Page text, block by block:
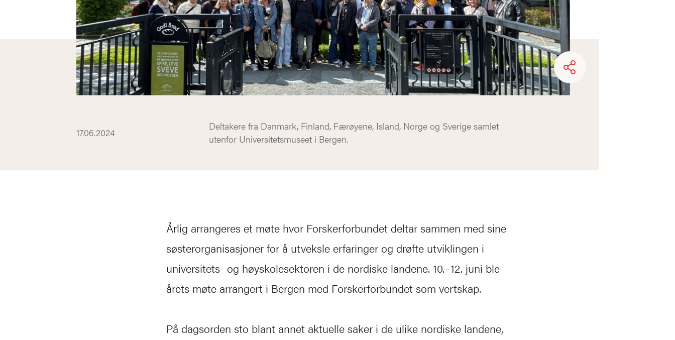
17.06.2024
Deltakere fra Danmark, Finland, Færøyene, Island, Norge og Sverige samlet
utenfor Universitetsmuseet i Bergen.
Årlig arrangeres et møte hvor Forskerforbundet deltar sammen med sine
søsterorganisasjoner for å utveksle erfaringer og drøfte utviklingen i
universitets- og høyskolesektoren i de nordiske landene. 10.–12. juni ble
årets møte arrangert i Bergen med Forskerforbundet som vertskap.
På dagsorden sto blant annet aktuelle saker i de ulike nordiske landene,